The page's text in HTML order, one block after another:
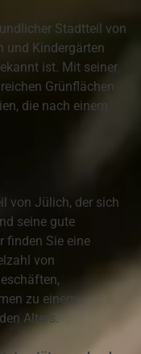
Stadtteil von
und Kindergärten
ist. Mit seiner
Grünflächen
die nach einem
von Jülich, der sich
seine gute
finden Sie eine
von
zu einem
Alters.